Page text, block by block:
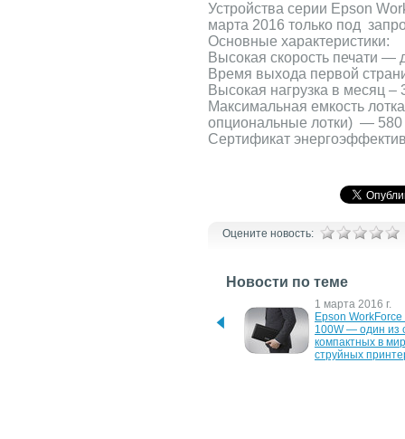
Устройства серии Epson
марта 2016 только под
Основные характеристики:
Высокая скорость печати —
Время выхода первой
Высокая нагрузка в месяц –
Максимальная емкость
опциональные лотки) — 580
Сертификат
Оцените новость:
Новости по теме
1 марта 2016 г.
Epson WorkForce
100W — один из
компактных в
струйных